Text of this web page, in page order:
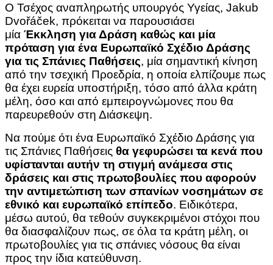
Ο Τσέχος αναπληρωτής υπουργός Υγείας, Jakub
Dvořáček, πρόκειται να παρουσιάσει
μία Έκκληση για Δράση καθώς και μία
πρόταση για ένα Ευρωπαϊκό Σχέδιο Δράσης
για τις Σπάνιες Παθήσεις, μία σημαντική κίνηση
από την τσεχική Προεδρία, η οποία ελπίζουμε πως
θα έχει ευρεία υποστήριξη, τόσο από άλλα κράτη
μέλη, όσο και από εμπειρογνώμονες που θα
παρευρεθούν στη Διάσκεψη.
Να πούμε ότι ένα Ευρωπαϊκό Σχέδιο Δράσης για
τις Σπάνιες Παθήσεις θα γεφυρώσει τα κενά που
υφίστανται αυτήν τη στιγμή ανάμεσα στις
δράσεις και στις πρωτοβουλίες που αφορούν
την αντιμετώπιση των σπανίων νοσημάτων σε
εθνικό και ευρωπαϊκό επίπεδο. Ειδικότερα,
μέσω αυτού, θα τεθούν συγκεκριμένοι στόχοι που
θα διασφαλίζουν πως, σε όλα τα κράτη μέλη, οι
πρωτοβουλίες για τις σπάνιες νόσους θα είναι
προς την ίδια κατεύθυνση.